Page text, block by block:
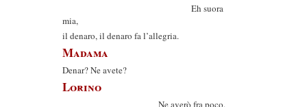
Eh suora
mia,
il denaro, il denaro fa l’allegria.
Madama
Denar? Ne avete?
Lorino
Ne averò fra poco.